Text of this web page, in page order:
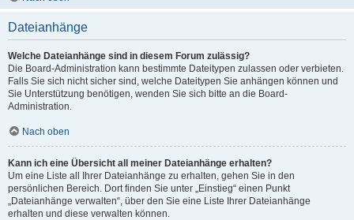
Dateianhänge
Welche Dateianhänge sind in diesem Forum zulässig?
Die Board-Administration kann bestimmte Dateitypen zulassen oder verbieten.
Falls Sie sich nicht sicher sind, welche Dateitypen Sie anhängen können und
Sie Unterstützung benötigen, wenden Sie sich bitte an die Board-
Administration.
Nach oben
Kann ich eine Übersicht all meiner Dateianhänge erhalten?
Um eine Liste all Ihrer Dateianhänge zu erhalten, gehen Sie in den
persönlichen Bereich. Dort finden Sie unter „Einstieg“ einen Punkt
„Dateianhänge verwalten“, über den Sie eine Liste Ihrer Dateianhänge
erhalten und diese verwalten können.